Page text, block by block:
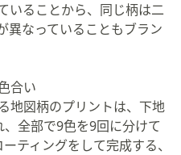
いることから、同じ柄は二
異なっていることもブラン
合い
地図柄のプリントは、下地
全部で9色を9回に分けて
ティングをして完成する、